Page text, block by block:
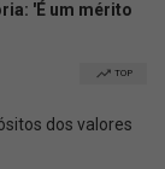
'É um mérito
TOP
dos valores